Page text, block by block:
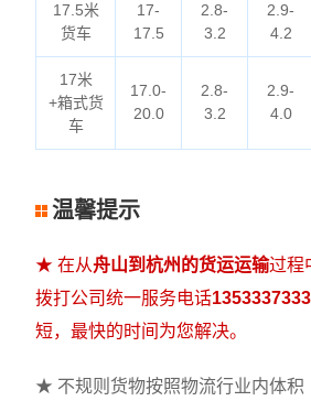
17.5米
货车
17-
17.5
2.8-
3.2
2.9-
4.2
17米
+箱式货
车
17.0-
20.0
2.8-
3.2
2.9-
4.0
温馨提示
★ 在从舟山到杭州的货运运输过程
拨打公司统一服务电话
短，最快的时间为您解决。
★ 不规则货物按照物流行业内体积